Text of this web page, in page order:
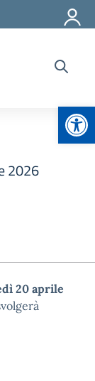
2026
20 aprile